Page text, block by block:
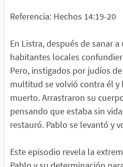
Referencia: Hechos 14:19-20
En Listra, después de sanar
habitantes locales
Pero, instigados por judíos
multitud se volvió contra él y
muerto. Arrastraron su
pensando que estaba sin
restauró. Pablo se levantó y
Este episodio revela la